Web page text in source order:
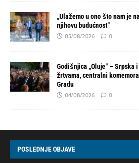
„Ulažemo u ono što nam je
njihovu budućnost“
05/08/2026 0
Godišnjica „Oluje“ – Srpska
žrtvama, centralni
Gradu
04/08/2026 0
POSLEDNJE OBJAVE